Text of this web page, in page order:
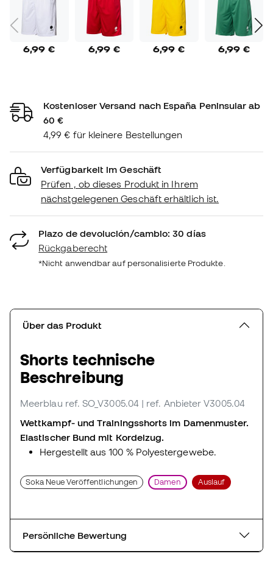
6,99 € 6,99 € 6,99 € 6,99 €
Kostenloser Versand nach España Peninsular ab
60 €
4,99 € für kleinere Bestellungen
Verfügbarkeit im Geschäft
Prüfen , ob dieses Produkt in Ihrem
nächstgelegenen Geschäft erhältlich ist.
Plazo de devolución/cambio: 30 días
Rückgaberecht
*Nicht anwendbar auf personalisierte Produkte.
Über das Produkt
Shorts technische
Beschreibung
Meerblau ref. SO_V3005.04 | ref. Anbieter V3005.04
Wettkampf- und Trainingsshorts im Damenmuster.
Elastischer Bund mit Kordelzug.
Hergestellt aus 100 % Polyestergewebe.
Soka Neue Veröffentlichungen Damen Auslauf
Persönliche Bewertung